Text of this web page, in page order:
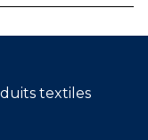
d'une matière
textiles